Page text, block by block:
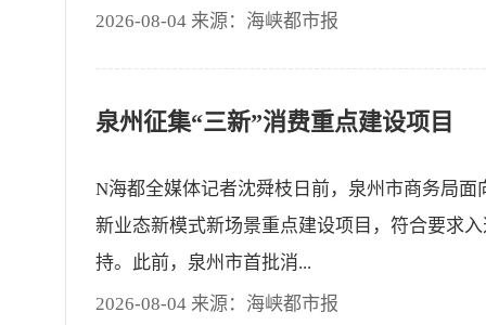
2026-08-04 来源：海峡都市报
泉州征集“三新”消费重点建设项目
N海都全媒体记者沈舜枝日前，泉州市商务局面
新业态新模式新场景重点建设项目，符合要求
持。此前，泉州市首批消...
2026-08-04 来源：海峡都市报